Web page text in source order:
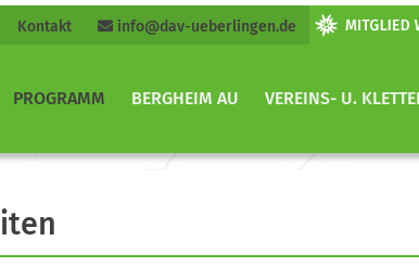
Kontakt info@dav-ueberlingen.de
PROGRAMM BERGHEIM AU VEREINS- U.